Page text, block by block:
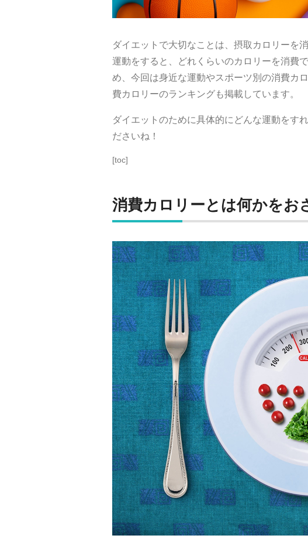
ダイエットで大切なことは、摂取カロリーを
運動をすると、どれくらいのカロリーを消費
め、今回は身近な運動やスポーツ別の消費カ
費カロリーのランキングも掲載しています。
ダイエットのために具体的にどんな運動をす
ださいね！
[toc]
消費カロリーとは何かをお